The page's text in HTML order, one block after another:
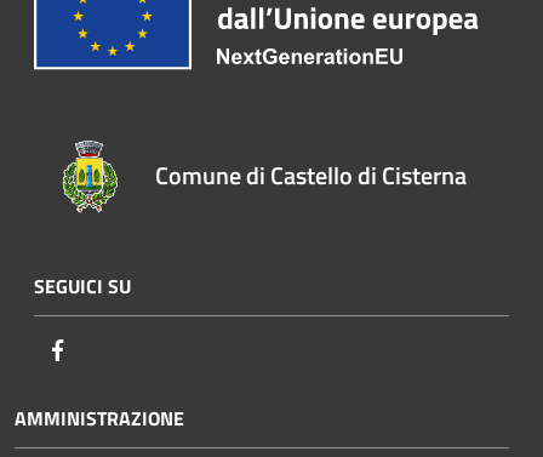
Comune di Castello di Cisterna
SEGUICI SU
AMMINISTRAZIONE